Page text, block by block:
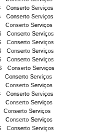
Conserto Serviços
Conserto Serviços
Conserto Serviços
Conserto Serviços
Conserto Serviços
Conserto Serviços
Conserto Serviços
Conserto Serviços
Conserto Serviços
Conserto Serviços
Conserto Serviços
Conserto Serviços
Conserto Serviços
Conserto Serviços
Conserto Serviços